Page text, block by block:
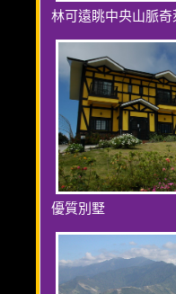
林可遠眺中央山脈奇
優質別墅